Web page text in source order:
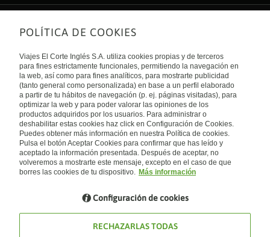
Sobre nosotros
Quiénes somos
Financiación
Sostenibilidad
Turismo accesible
Tarjeta El Corte Inglés
Trabaja con nosotros
El Corte Inglés
Canal Ético
Enlaces de interés
Guías de viaje
Catálogos
Auto check-in
Condiciones Generales
Política de privacidad
Política de cookies
Accesibilidad
Empresas/ Grupos
Internacional
España
Visita nuestro blog
Blog de Viajes el Corte inglés
POLÍTICA DE COOKIES
Viajes El Corte Inglés S.A. utiliza cookies propias y de terceros
para fines estrictamente funcionales, permitiendo la navegación en
la web, así como para fines analíticos, para mostrarte publicidad
(tanto general como personalizada) en base a un perfil elaborado
a partir de tu hábitos de navegación (p. ej. páginas visitadas), para
optimizar la web y para poder valorar las opiniones de los
productos adquiridos por los usuarios. Para administrar o
deshabilitar estas cookies haz click en Configuración de Cookies.
Puedes obtener más información en nuestra Política de cookies.
Pulsa el botón Aceptar Cookies para confirmar que has leído y
aceptado la información presentada. Después de aceptar, no
volveremos a mostrarte este mensaje, excepto en el caso de que
borres las cookies de tu dispositivo. Más información
Configuración de cookies
RECHAZARLAS TODAS